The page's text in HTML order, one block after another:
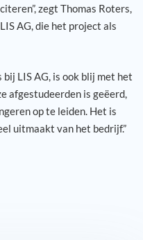
zegt Thomas Roters,
AG, die het project als
LIS AG, is ook blij met het
afgestudeerden is geëerd,
op te leiden. Het is
uitmaakt van het bedrijf.”